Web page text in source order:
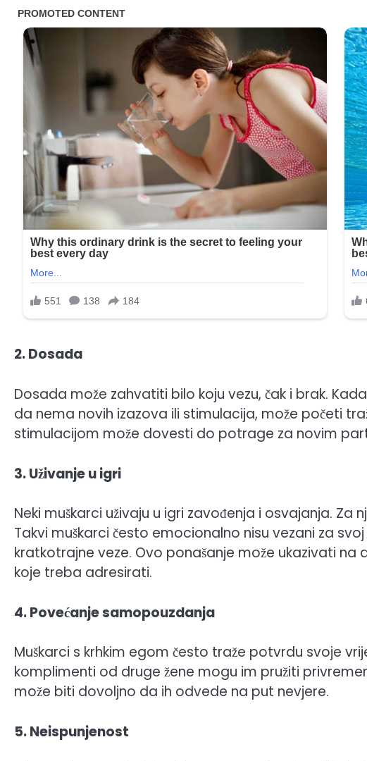
2. Dosada
Dosada može zahvatiti bilo koju vezu, čak i brak.
da nema novih izazova ili stimulacija, može početi
stimulacijom može dovesti do potrage za novim
3. Uživanje u igri
Neki muškarci uživaju u igri zavođenja i osvajanja. Za
Takvi muškarci često emocionalno nisu vezani za
kratkotrajne veze. Ovo ponašanje može ukazivati
koje treba adresirati.
4. Povećanje samopouzdanja
Muškarci s krhkim egom često traže potvrdu svoje
komplimenti od druge žene mogu im pružiti
može biti dovoljno da ih odvede na put nevjere.
5. Neispunjenost